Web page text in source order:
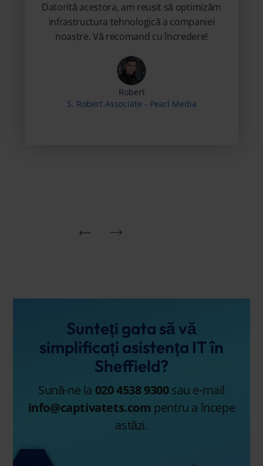
Datorită acestora, am reușit să optimizăm
infrastructura tehnologică a companiei
noastre. Vă recomand cu încredere!
Robert
S. Robert Associate - Pearl Media
Sunteți gata să vă
simplificați asistența IT în
Sheffield?
Sună-ne la 020 4538 9300sau e-mail
info@captivatets.com pentru a începe
astăzi.